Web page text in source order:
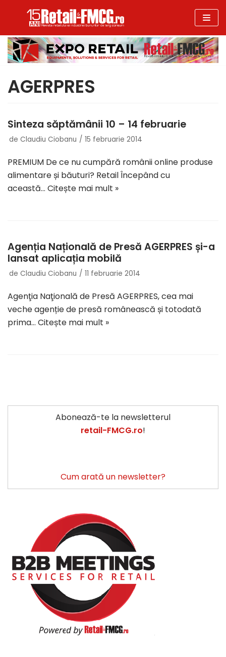
la
conținut
AGERPRES
Sinteza săptămânii 10 – 14 februarie
de Claudiu Ciobanu 15 februarie 2014
PREMIUM De ce nu cumpără românii online produse
alimentare și băuturi? Retail Începând cu
această… Citește mai mult »
Agenția Națională de Presă AGERPRES și-a
lansat aplicația mobilă
de Claudiu Ciobanu 11 februarie 2014
Agenţia Naţională de Presă AGERPRES, cea mai
veche agenție de presă românească și totodată
prima… Citește mai mult »
Abonează-te la newsletterul
retail-FMCG.ro!
Cum arată un newsletter?